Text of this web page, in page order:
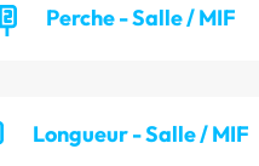
Perche - Salle / MIF
Longueur - Salle / MIF